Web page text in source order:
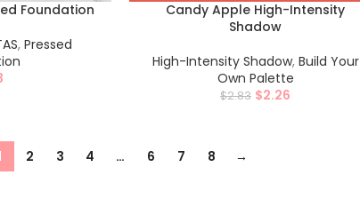
Foundation
, Pressed
Candy Apple High-Intensity
Shadow
High-Intensity Shadow, Build Your
Own Palette
$2.83 $2.26
2 3 4 … 6 7 8 →